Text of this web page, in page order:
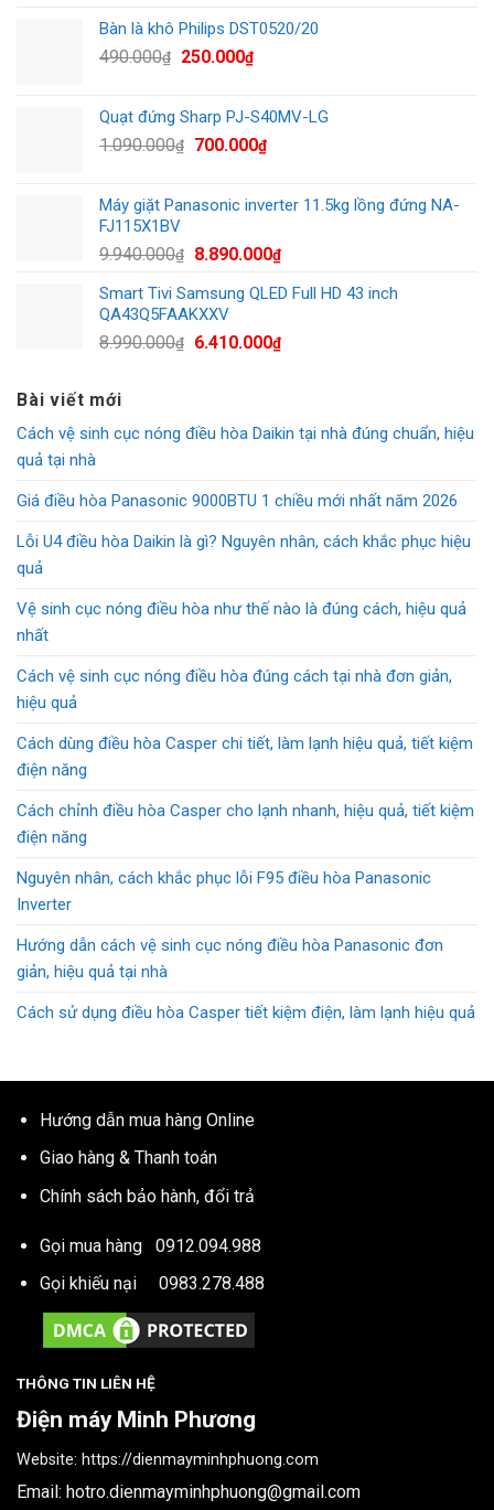
là:
24.900.000₫.
tại
Bàn là khô Philips DST0520/20
490.000₫
Giá
490.000₫.
250.000₫Giá
là:
250.000₫.
Quạt đứng Sharp PJ-S40MV-LG
1.090.000₫
Giá
1.090.000₫.
700.000₫Giá
là:
Máy giặt Panasonic inverter 11.5kg lồng đứng NA-
FJ115X1BV
9.940.000₫
Giá
là:
9.940.000₫.
8.890.000₫Giá
tại
8.890.000₫.
Smart Tivi Samsung QLED Full HD 43 inch
QA43Q5FAAKXXV
8.990.000₫
Giá
6.410.000₫Giá
6.410.000₫.
Bài viết mới
Cách vệ sinh cục nóng điều hòa Daikin tại nhà đúng chuẩn, hiệu
quả tại nhà
Giá điều hòa Panasonic 9000BTU 1 chiều mới nhất năm 2026
Lỗi U4 điều hòa Daikin là gì? Nguyên nhân, cách khắc phục hiệu
quả
Vệ sinh cục nóng điều hòa như thế nào là đúng cách, hiệu quả
nhất
Cách vệ sinh cục nóng điều hòa đúng cách tại nhà đơn giản,
hiệu quả
Cách dùng điều hòa Casper chi tiết, làm lạnh hiệu quả, tiết kiệm
điện năng
Cách chỉnh điều hòa Casper cho lạnh nhanh, hiệu quả, tiết kiệm
điện năng
Nguyên nhân, cách khắc phục lỗi F95 điều hòa Panasonic
Inverter
Hướng dẫn cách vệ sinh cục nóng điều hòa Panasonic đơn
giản, hiệu quả tại nhà
Cách sử dụng điều hòa Casper tiết kiệm điện, làm lạnh hiệu quả
Hướng dẫn mua hàng Online
Giao hàng & Thanh toán
Chính sách bảo hành, đổi trả
Gọi mua hàng 0912.094.988
Gọi khiếu nại 0983.278.488
THÔNG TIN LIÊN HỆ
Điện máy Minh Phương
Website: https://dienmayminhphuong.com
Email: hotro.dienmayminhphuong@gmail.com